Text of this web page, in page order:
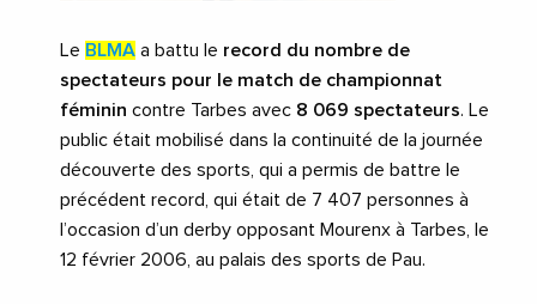
Le BLMA a battu le record du nombre de
spectateurs pour le match de championnat
féminin contre Tarbes avec 8 069 spectateurs. Le
public était mobilisé dans la continuité de la journée
découverte des sports, qui a permis de battre le
précédent record, qui était de 7 407 personnes à
l’occasion d’un derby opposant Mourenx à Tarbes, le
12 février 2006, au palais des sports de Pau.